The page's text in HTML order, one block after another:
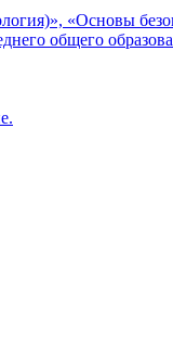
«Основы
общего